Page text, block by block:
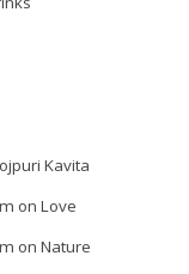
Kavita
on Love
on Nature